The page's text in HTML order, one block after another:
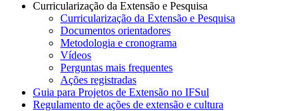
Curricularização da Extensão e Pesquisa
Curricularização da Extensão e Pesquisa
Documentos orientadores
Metodologia e cronograma
Vídeos
Perguntas mais frequentes
Ações registradas
Guia para Projetos de Extensão no IFSul
Regulamento de ações de extensão e cultura